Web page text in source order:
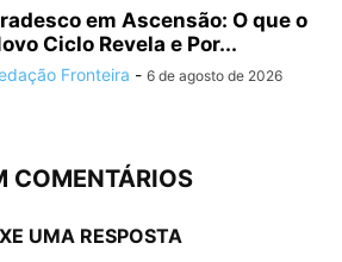
em Ascensão: O que o
Ciclo Revela e Por...
Fronteira - 6 de agosto de 2026
COMENTÁRIOS
UMA RESPOSTA